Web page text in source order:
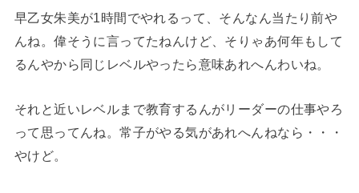
早乙女朱美が1時間でやれるって、そんなん当たり前や
んね。偉そうに言ってたねんけど、そりゃあ何年もして
るんやから同じレベルやったら意味あれへんわいね。
それと近いレベルまで教育するんがリーダーの仕事やろ
って思ってんね。常子がやる気があれへんねなら・・・
やけど。